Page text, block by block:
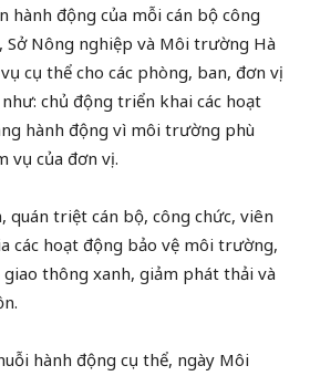
hành động của mỗi cán bộ công
Sở Nông nghiệp và Môi trường Hà
cụ thể cho các phòng, ban, đơn vị
chủ động triển khai các hoạt
hành động vì môi trường phù
vụ của đơn vị.
quán triệt cán bộ, công chức, viên
các hoạt động bảo vệ môi trường,
thông xanh, giảm phát thải và
hành động cụ thể, ngày Môi